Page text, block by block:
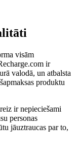
visām
ir
valodā, un atbalsta
produktu
ir nepieciešami
personas
jāuztraucas par to,